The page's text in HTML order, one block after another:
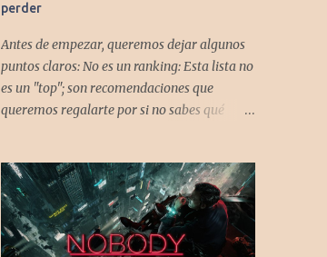
perder
Antes de empezar, queremos dejar algunos
puntos claros: No es un ranking: Esta lista no
es un "top"; son recomendaciones que
queremos regalarte por si no sabes qué
fuertes de cada título, pero todos tienen
profundidad de sobra para explorar.
Variedad de géneros: Hemos evitado repetir
géneros para asegurar que, al menos uno, se